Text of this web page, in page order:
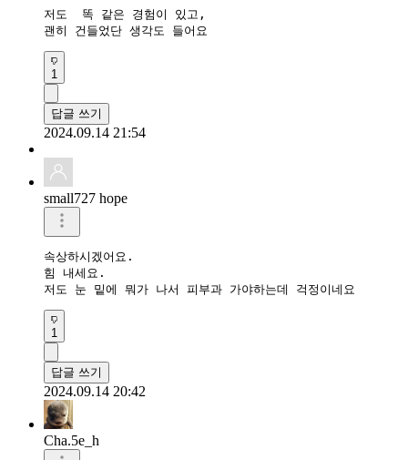
저도  똑 같은 경험이 있고,
괜히 건들었단 생각도 들어요
1
답글 쓰기
2024.09.14 21:54
small727 hope
속상하시겠어요.
힘 내세요.
저도 눈 밑에 뭐가 나서 피부과 가야하는데 걱정이네요
1
답글 쓰기
2024.09.14 20:42
Cha.5e_h